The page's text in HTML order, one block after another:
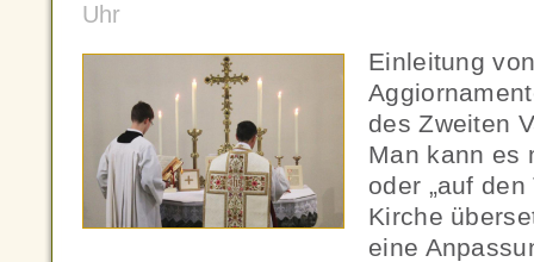
Uhr
Einleitung
des Zweiten
Man kann es
oder „auf
Kirche
eine